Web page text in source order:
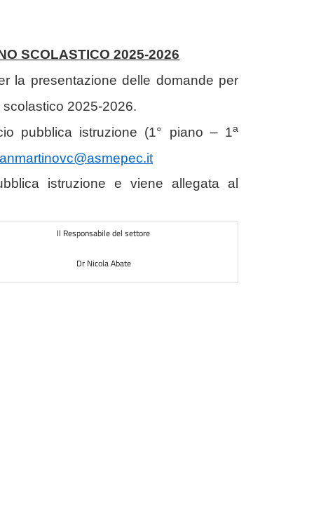
SCOLASTICO 2025-2026
la presentazione delle domande per
scolastico 2025-2026.
pubblica istruzione (1° piano – 1a
istruzione e viene allegata al
Il Responsabile del settore
Dr Nicola Abate